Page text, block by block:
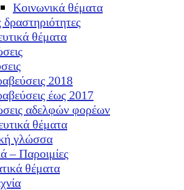
Κοινωνικά θέματα
θέματα
2018
έως 2017
αδελφών φορέων
θέματα
γλώσσα
– Παροιμίες
θέματα